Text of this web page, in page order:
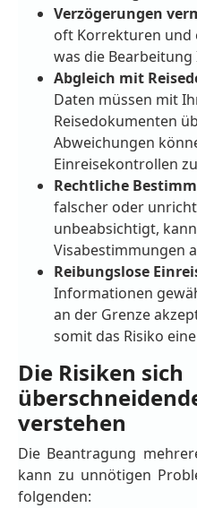
Verzögerungen
oft Korrekturen und
was die
Abgleich mit
Daten müssen mit
Reisedokumenten
Abweichungen
Einreisekontrollen
Rechtliche
falscher oder
unbeabsichtigt,
Visabestimmungen
Reibungslose
Informationen
an der Grenze
somit das Risiko
Die Risiken sich
verstehen
Die Beantragung
kann zu unnötigen
folgenden: